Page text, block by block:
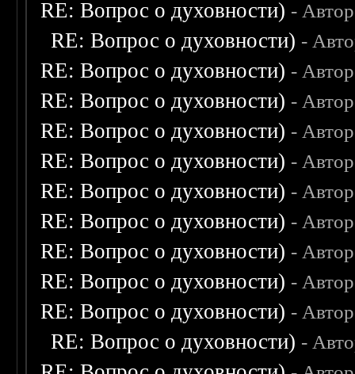
RE: Вопрос о духовности) -
RE: Вопрос о духовности) -
RE: Вопрос о духовности) -
RE: Вопрос о духовности) -
RE: Вопрос о духовности) -
RE: Вопрос о духовности) -
RE: Вопрос о духовности) -
RE: Вопрос о духовности) -
RE: Вопрос о духовности) -
RE: Вопрос о духовности) -
RE: Вопрос о духовности) -
RE: Вопрос о духовности) -